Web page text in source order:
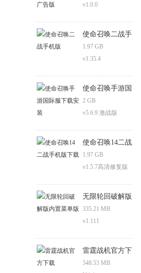
版
v1.0.0
使命召唤二战手
机版
1.97 GB
v1.35.4
使命召唤手游国
际服下载安装
2 GB
v5.6.9 激战版
使命召唤14二战
手机版下载
1.97 GB
v1.5.7高清修复版
无限轮回破解版
内置菜单版
335.21 MB
v1.111
雷霆战机官方下
载
548.53 MB